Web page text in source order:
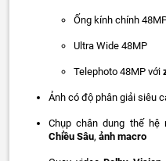
Ống kính chính
Ultra Wide 48MP
Telephoto 48MP với
Ảnh có độ phân giải siêu
Chụp chân dung thế
Chiều Sâu, ảnh macro